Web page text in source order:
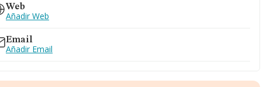
Web
Añadir Web
Email
Añadir Email